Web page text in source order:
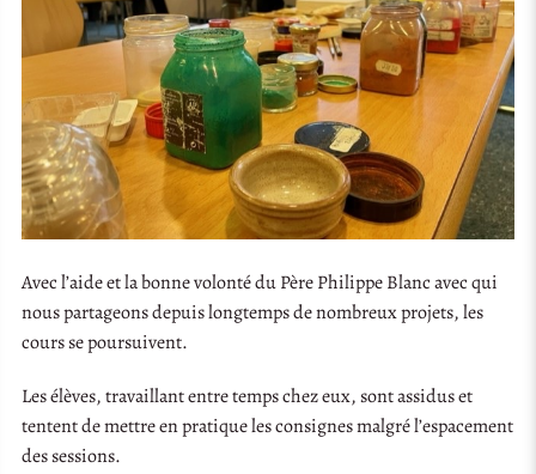
Avec l’aide et la bonne volonté du Père Philippe Blanc avec qui
nous partageons depuis longtemps de nombreux projets, les
cours se poursuivent.
Les élèves, travaillant entre temps chez eux, sont assidus et
tentent de mettre en pratique les consignes malgré l’espacement
des sessions.